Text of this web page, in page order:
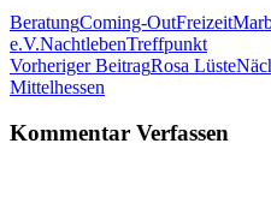
BeratungComing-OutFreizeit
e.V.NachtlebenTreffpunkt
Beitrags-
Navigation
Vorheriger BeitragRosa Lüste
Mittelhessen
Kommentar Verfassen